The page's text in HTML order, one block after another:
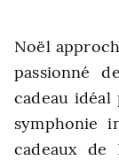
Noël
passionné
cadeau
symphonie
cadeaux